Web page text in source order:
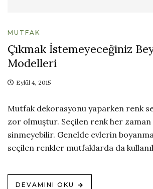
MUTFAK
Çıkmak İstemeyeceğiniz
Modelleri
Eylül 4, 2015
Mutfak dekorasyonu yaparken renk
zor olmuştur. Seçilen renk her
sinmeyebilir. Genelde evlerin
seçilen renkler mutfaklarda da
DEVAMINI OKU